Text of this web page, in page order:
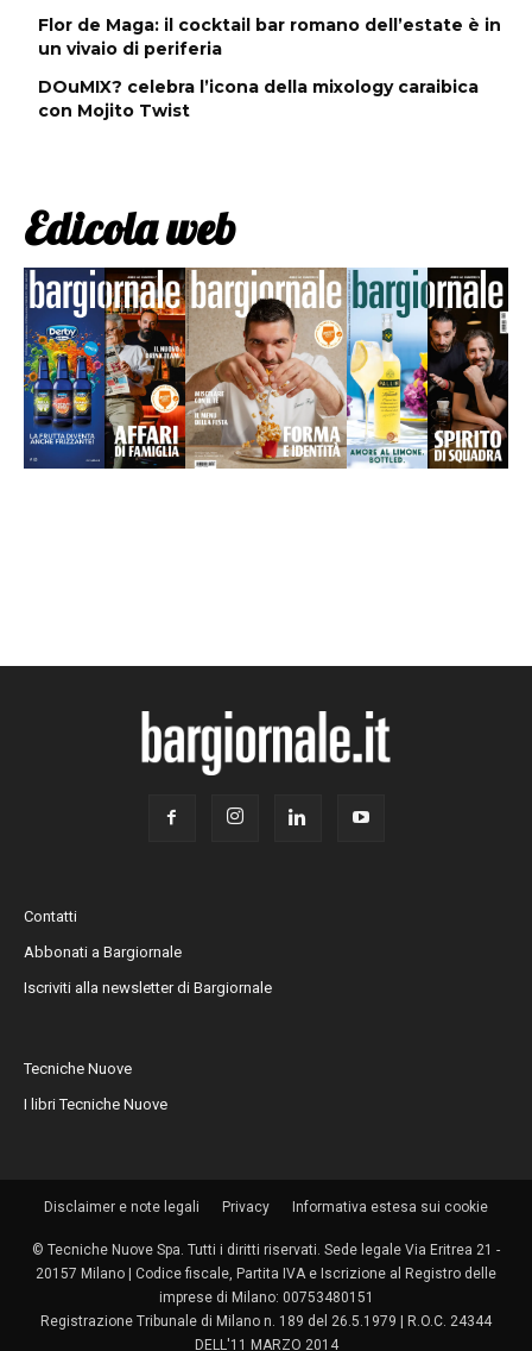
Flor de Maga: il cocktail bar romano dell’estate è in
un vivaio di periferia
DOuMIX? celebra l’icona della mixology caraibica
con Mojito Twist
Edicola web
Contatti
Abbonati a Bargiornale
Iscriviti alla newsletter di Bargiornale
Tecniche Nuove
I libri Tecniche Nuove
Disclaimer e note legali Privacy Informativa estesa sui cookie
© Tecniche Nuove Spa. Tutti i diritti riservati. Sede legale Via Eritrea 21 -
20157 Milano | Codice fiscale, Partita IVA e Iscrizione al Registro delle
imprese di Milano: 00753480151
Registrazione Tribunale di Milano n. 189 del 26.5.1979 | R.O.C. 24344
DELL'11 MARZO 2014